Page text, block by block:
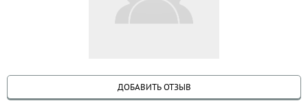
ДОБАВИТЬ ОТЗЫВ